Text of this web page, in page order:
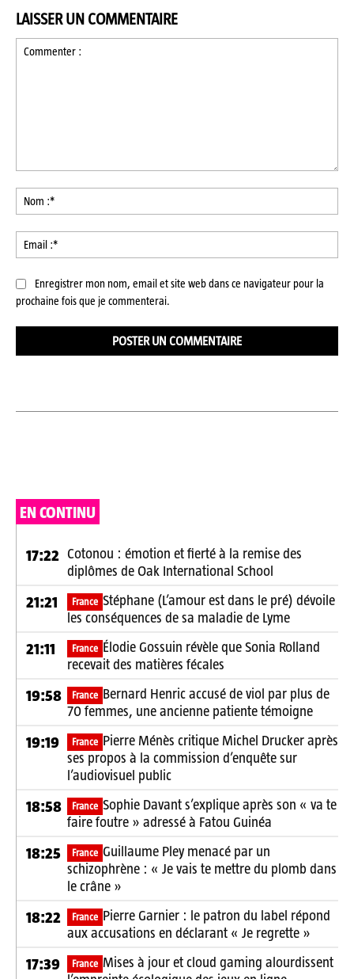
LAISSER UN COMMENTAIRE
:*
:*
Enregistrer mon nom, email et site web dans ce navigateur pour la
prochaine fois que je commenterai.
EN CONTINU
17:22 Cotonou : émotion et fierté à la remise des
diplômes de Oak International School
21:21 France Stéphane (L’amour est dans le pré) dévoile
les conséquences de sa maladie de Lyme
21:11 France Élodie Gossuin révèle que Sonia Rolland
recevait des matières fécales
19:58 France Bernard Henric accusé de viol par plus de
70 femmes, une ancienne patiente témoigne
19:19 France Pierre Ménès critique Michel Drucker après
ses propos à la commission d’enquête sur
l’audiovisuel public
18:58 France Sophie Davant s’explique après son « va te
faire foutre » adressé à Fatou Guinéa
18:25 France Guillaume Pley menacé par un
schizophrène : « Je vais te mettre du plomb dans
le crâne »
18:22 France Pierre Garnier : le patron du label répond
aux accusations en déclarant « Je regrette »
17:39 France Mises à jour et cloud gaming alourdissent